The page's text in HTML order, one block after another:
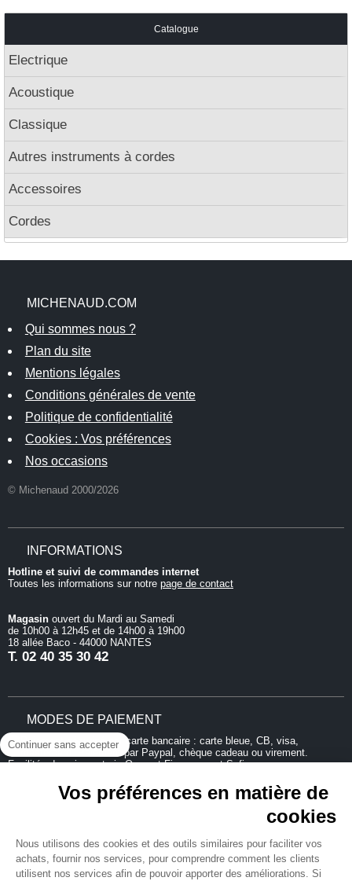
Continuer sans accepter
Vos préférences en matière de
cookies
Nous utilisons des cookies et des outils similaires pour faciliter vos
achats, fournir nos services, pour comprendre comment les clients
utilisent nos services afin de pouvoir apporter des améliorations. Si
Catalogue
Electrique
Acoustique
Classique
Autres instruments à cordes
Accessoires
Cordes
MICHENAUD.COM
Qui sommes nous ?
Plan du site
Mentions légales
Conditions générales de vente
Politique de confidentialité
Cookies : Vos préférences
Nos occasions
© Michenaud 2000/2026
INFORMATIONS
Hotline et suivi de commandes internet
Toutes les informations sur notre page de contact
Magasin ouvert du Mardi au Samedi
de 10h00 à 12h45 et de 14h00 à 19h00
18 allée Baco - 44000 NANTES
T. 02 40 35 30 42
MODES DE PAIEMENT